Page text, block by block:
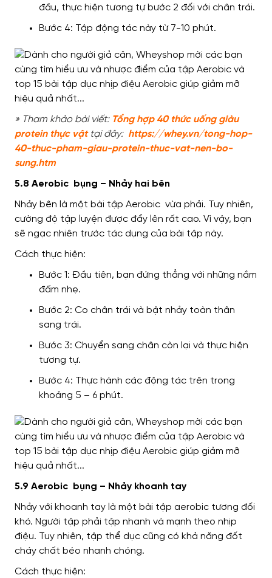
đầu, thực hiện tương tự bước 2 đối với chân trái.
Bước 4: Tập động tác này từ 7-10 phút.
» Tham khảo bài viết: Tổng hợp 40 thức uống giàu
protein thực vật tại đây: https://whey.vn/tong-hop-
40-thuc-pham-giau-protein-thuc-vat-nen-bo-
sung.htm
5.8 Aerobic bụng – Nhảy hai bên
Nhảy bên là một bài tập Aerobic vừa phải. Tuy nhiên,
cường độ tập luyện được đẩy lên rất cao. Vì vậy, bạn
sẽ ngạc nhiên trước tác dụng của bài tập này.
Cách thực hiện:
Bước 1: Đầu tiên, bạn đứng thẳng với những nắm
đấm nhẹ.
Bước 2: Co chân trái và bật nhảy toàn thân
sang trái.
Bước 3: Chuyển sang chân còn lại và thực hiện
tương tự.
Bước 4: Thực hành các động tác trên trong
khoảng 5 – 6 phút.
5.9 Aerobic bụng – Nhảy khoanh tay
Nhảy với khoanh tay là một bài tập aerobic tương đối
khó. Người tập phải tập nhanh và mạnh theo nhịp
điệu. Tuy nhiên, tập thể dục cũng có khả năng đốt
cháy chất béo nhanh chóng.
Cách thực hiện: